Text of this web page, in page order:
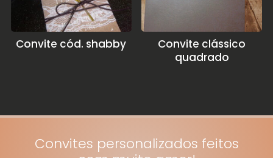
Convite cód. shabby
Convite clássico
quadrado
Convites personalizados feitos